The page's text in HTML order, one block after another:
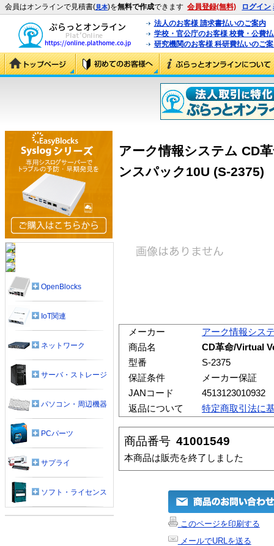
会員はオンラインで見積書(見本)を無料で作成できます 会員登録(無料) ログイン
法人のお客様 請求書払いのご案内
学校・官公庁のお客様 校費・公費
研究機関のお客様 科研費払いのご
アーク情報システム CD
ンスパック10U (S-2375)
メーカー
アーク情報シス
商品名
CD革命/Virtual
型番
S-2375
保証条件
メーカー保証
JANコード
4513123010932
返品について
特定商取引法に
商品番号 41001549
本商品は販売を終了しました
このページを印刷する
メールでURLを送る
OpenBlocks
IoT関連
ネットワーク
サーバ・ストレージ
パソコン・周辺機器
PCパーツ
サプライ
ソフト・ライセンス